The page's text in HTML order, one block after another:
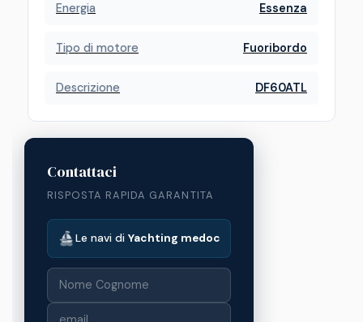
Energia Essenza
Tipo di motore Fuoribordo
Descrizione DF60ATL
Contattaci
RISPOSTA RAPIDA GARANTITA
Le navi di Yachting medoc